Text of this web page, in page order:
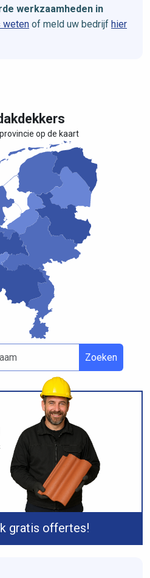
werkzaamheden in
weten of meld uw bedrijf hier
op de kaart
Zoeken
gratis offertes!